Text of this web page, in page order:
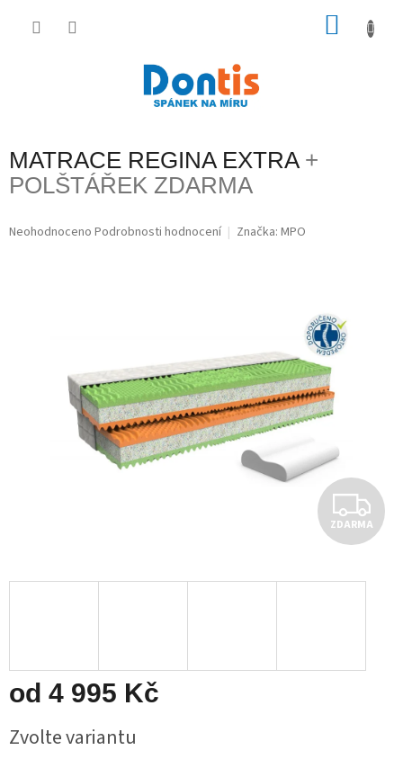
MATRACE REGINA EXTRA +
POLŠTÁŘEK ZDARMA
Průměrné
Neohodnoceno Podrobnosti hodnocení Značka: MPO
Z
D
ZDARMA
od 4 995 Kč
cena:
Zvolte variantu